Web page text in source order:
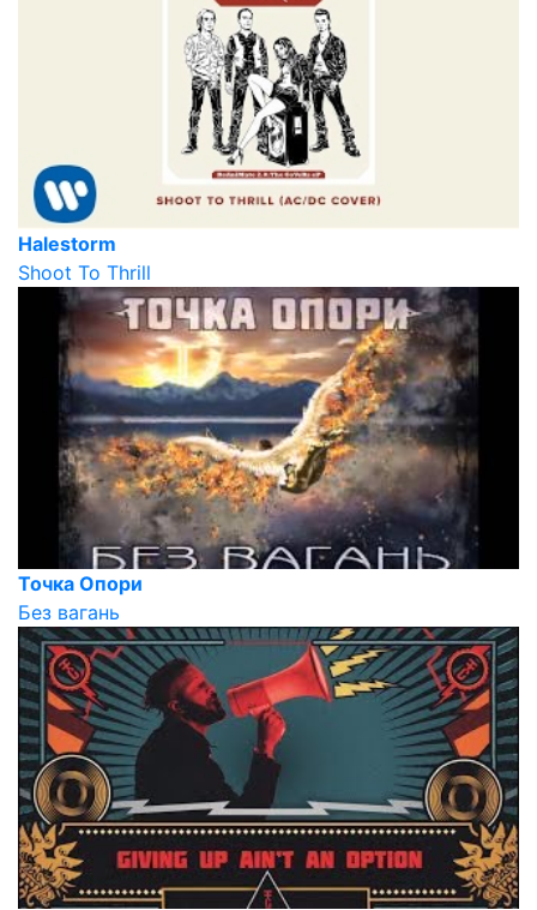
Halestorm
Shoot To Thrill
Точка Опори
Без вагань